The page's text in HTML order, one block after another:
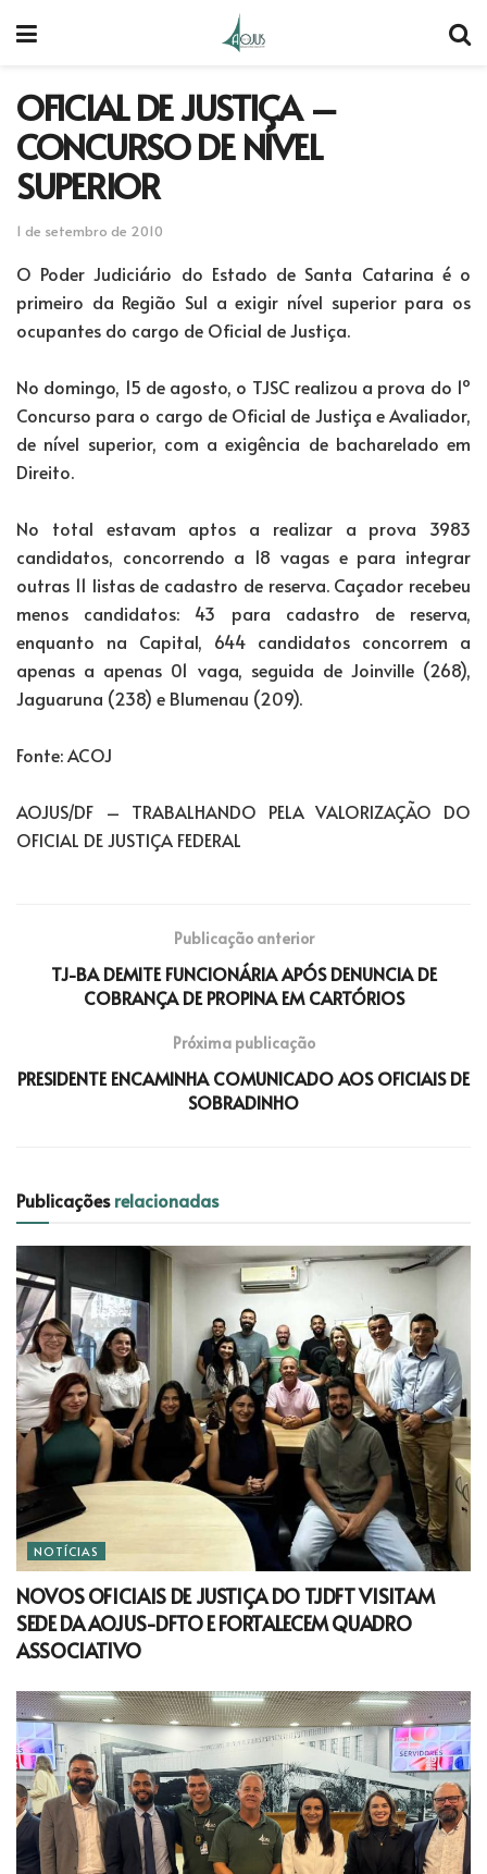
OFICIAL DE JUSTIÇA –
CONCURSO DE NÍVEL
SUPERIOR
1 de setembro de 2010
O Poder Judiciário do Estado de Santa Catarina é o
primeiro da Região Sul a exigir nível superior para os
ocupantes do cargo de Oficial de Justiça.
No domingo, 15 de agosto, o TJSC realizou a prova do 1º
Concurso para o cargo de Oficial de Justiça e Avaliador,
de nível superior, com a exigência de bacharelado em
Direito.
No total estavam aptos a realizar a prova 3983
candidatos, concorrendo a 18 vagas e para integrar
outras 11 listas de cadastro de reserva. Caçador recebeu
menos candidatos: 43 para cadastro de reserva,
enquanto na Capital, 644 candidatos concorrem a
apenas a apenas 01 vaga, seguida de Joinville (268),
Jaguaruna (238) e Blumenau (209).
Fonte: ACOJ
AOJUS/DF – TRABALHANDO PELA VALORIZAÇÃO DO
OFICIAL DE JUSTIÇA FEDERAL
Publicação anterior
TJ-BA DEMITE FUNCIONÁRIA APÓS DENUNCIA DE
COBRANÇA DE PROPINA EM CARTÓRIOS
Próxima publicação
PRESIDENTE ENCAMINHA COMUNICADO AOS OFICIAIS DE
SOBRADINHO
Publicaçõesrelacionadas
NOTÍCIAS
NOVOS OFICIAIS DE JUSTIÇA DO TJDFT VISITAM
SEDE DA AOJUS-DFTO E FORTALECEM QUADRO
ASSOCIATIVO